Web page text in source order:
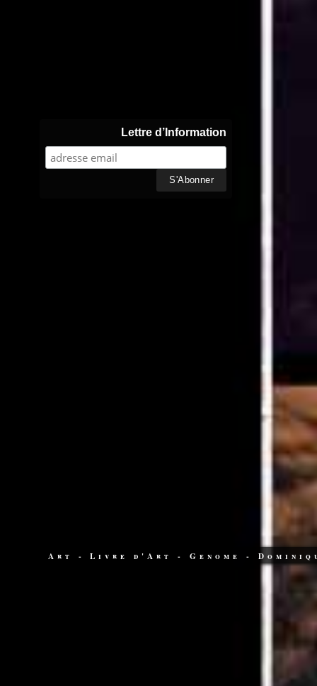
Art - Livre d'Art - Genome -
Lettre d’Information